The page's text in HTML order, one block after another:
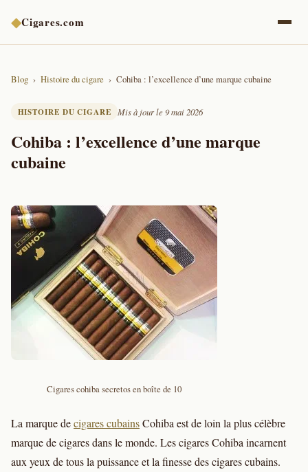
◆Cigares.com
Blog Histoire du cigare Cohiba : l’excellence d’une marque cubaine
HISTOIRE DU CIGARE Mis à jour le 9 mai 2026
Cohiba : l’excellence d’une marque
cubaine
Cigares cohiba secretos en boîte de 10
La marque decigares cubainsCohiba est de loin la plus célèbre
marque de cigares dans le monde. Les cigares Cohiba incarnent
aux yeux de tous la puissance et la finesse des cigares cubains.